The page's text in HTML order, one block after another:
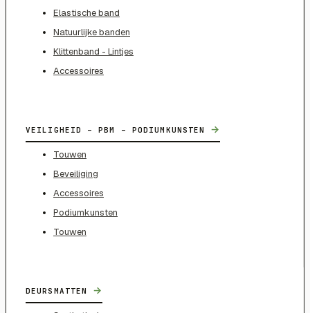
Elastische band
Natuurlijke banden
Klittenband - Lintjes
Accessoires
VEILIGHEID – PBM – PODIUMKUNSTEN →
Touwen
Beveiliging
Accessoires
Podiumkunsten
Touwen
DEURSMATTEN →